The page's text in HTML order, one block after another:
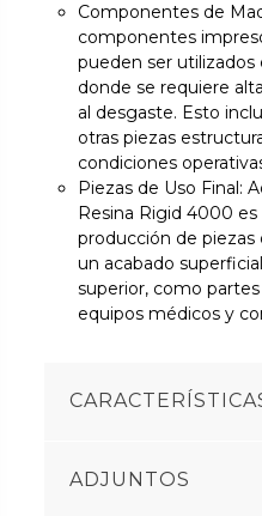
Componentes de
componentes
pueden ser utilizados
donde se requiere
al desgaste. Esto
otras piezas
condiciones
Piezas de Uso Final:
Resina Rigid 4000 es
producción de
un acabado
superior, como
equipos médicos y
ADJUNTOS